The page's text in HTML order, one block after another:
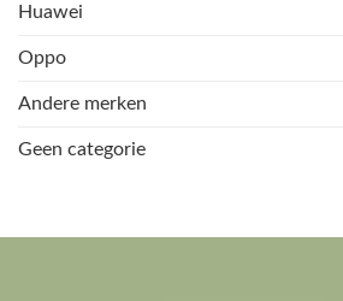
Huawei
Oppo
Andere merken
Geen categorie